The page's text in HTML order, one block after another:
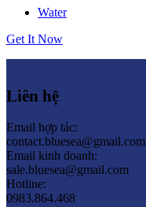
Water
Get It Now
Liên hệ
Email hợp tác:
contact.bluesea@gmail.com
Email kinh doanh:
sale.bluesea@gmail.com
Hotline:
0983.864.468